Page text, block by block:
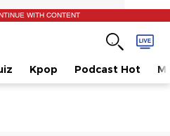
WITH CONTENT
Kpop Podcast Hot